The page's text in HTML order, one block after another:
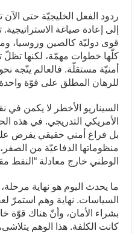
ردود الفعل الخليجيّة حتى الآن
إلى إعادة صياغة
قوى دوليّة كالصين وروسيا،
كلّها خطوات مهمّة، لكنها تظلّ
أمنيّة مستقلّة. فالعالم يتّجه
للرهان المطلق على قوّة
السيناريو الأخطر لا يكمن في
الأمريكي التدريجي. في هذه
بل فراغ أمني حقيقي يفرض
منظوماتها الدفاعيّة من
الوطني خارج معادلة “النفط
ما يحدث اليوم هو نهاية
السياسات. نهاية وهم استمرّ
بشراء الأمان، وأنّ هناك قوّة
كانت الكلفة. هذا الوهم